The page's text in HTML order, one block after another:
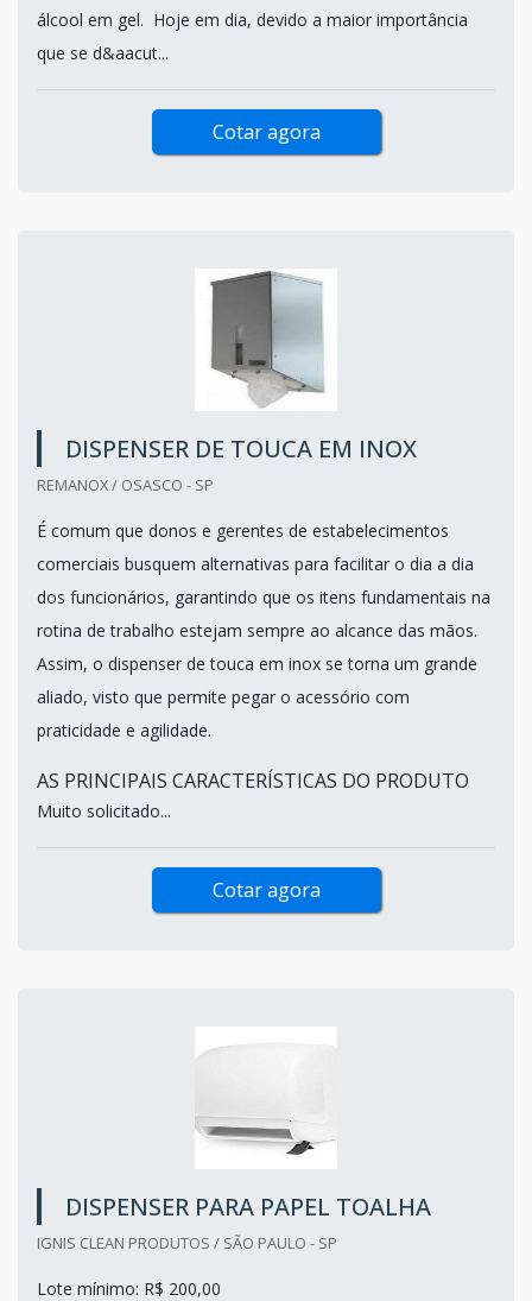
álcool em gel. Hoje em dia, devido a maior importância
que se d&aacut...
Cotar agora
DISPENSER DE TOUCA EM INOX
REMANOX / OSASCO - SP
É comum que donos e gerentes de estabelecimentos
comerciais busquem alternativas para facilitar o dia a dia
dos funcionários, garantindo que os itens fundamentais na
rotina de trabalho estejam sempre ao alcance das mãos.
Assim, o dispenser de touca em inox se torna um grande
aliado, visto que permite pegar o acessório com
praticidade e agilidade.
AS PRINCIPAIS CARACTERÍSTICAS DO PRODUTO
Muito solicitado...
Cotar agora
DISPENSER PARA PAPEL TOALHA
IGNIS CLEAN PRODUTOS / SÃO PAULO - SP
Lote mínimo: R$ 200,00